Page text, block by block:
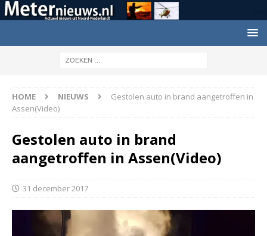
HOME NIEUWS
Gestolen auto in brand aangetroffen in
Assen(Video)
Gestolen auto in brand
aangetroffen in Assen(Video)
31 december 2017